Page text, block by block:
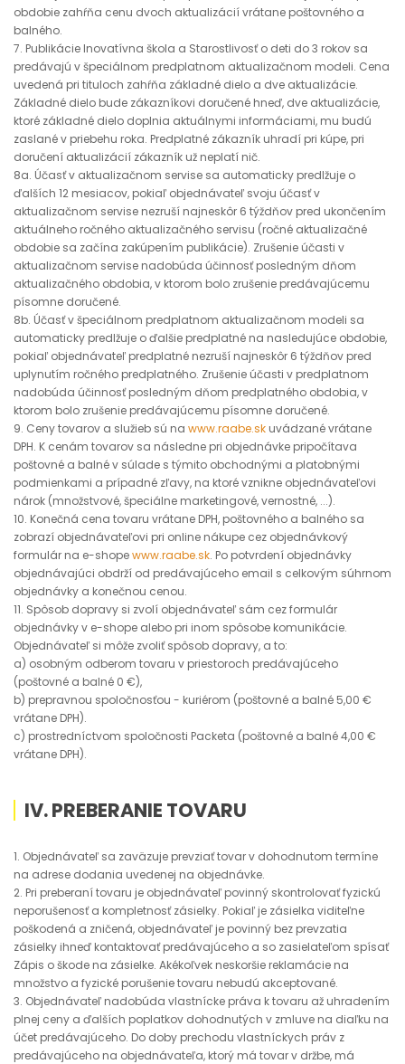
obdobie zahŕňa cenu dvoch aktualizácií vrátane poštovného a
balného.
7. Publikácie Inovatívna škola a Starostlivosť o deti do 3 rokov sa
predávajú v špeciálnom predplatnom aktualizačnom modeli. Cena
uvedená pri tituloch zahŕňa základné dielo a dve aktualizácie.
Základné dielo bude zákazníkovi doručené hneď, dve aktualizácie,
ktoré základné dielo doplnia aktuálnymi informáciami, mu budú
zaslané v priebehu roka. Predplatné zákazník uhradí pri kúpe, pri
doručení aktualizácií zákazník už neplatí nič.
8a. Účasť v aktualizačnom servise sa automaticky predlžuje o
ďalších 12 mesiacov, pokiaľ objednávateľ svoju účasť v
aktualizačnom servise nezruší najneskôr 6 týždňov pred ukončením
aktuálneho ročného aktualizačného servisu (ročné aktualizačné
obdobie sa začína zakúpením publikácie). Zrušenie účasti v
aktualizačnom servise nadobúda účinnosť posledným dňom
aktualizačného obdobia, v ktorom bolo zrušenie predávajúcemu
písomne doručené.
8b. Účasť v špeciálnom predplatnom aktualizačnom modeli sa
automaticky predlžuje o ďalšie predplatné na nasledujúce obdobie,
pokiaľ objednávateľ predplatné nezruší najneskôr 6 týždňov pred
uplynutím ročného predplatného. Zrušenie účasti v predplatnom
nadobúda účinnosť posledným dňom predplatného obdobia, v
ktorom bolo zrušenie predávajúcemu písomne doručené.
9. Ceny tovarov a služieb sú na www.raabe.sk uvádzané vrátane
DPH. K cenám tovarov sa následne pri objednávke pripočítava
poštovné a balné v súlade s týmito obchodnými a platobnými
podmienkami a prípadné zľavy, na ktoré vznikne objednávateľovi
nárok (množstvové, špeciálne marketingové, vernostné, ...).
10. Konečná cena tovaru vrátane DPH, poštovného a balného sa
zobrazí objednávateľovi pri online nákupe cez objednávkový
formulár na e-shopewww.raabe.sk. Po potvrdení objednávky
objednávajúci obdrží od predávajúceho email s celkovým súhrnom
objednávky a konečnou cenou.
11. Spôsob dopravy si zvolí objednávateľ sám cez formulár
objednávky v e-shope alebo pri inom spôsobe komunikácie.
Objednávateľ si môže zvoliť spôsob dopravy, a to:
a) osobným odberom tovaru v priestoroch predávajúceho
(poštovné a balné 0 €),
b) prepravnou spoločnosťou - kuriérom (poštovné a balné 5,00 €
vrátane DPH).
c) prostredníctvom spoločnosti Packeta (poštovné a balné 4,00 €
vrátane DPH).
IV. PREBERANIE TOVARU
1. Objednávateľ sa zaväzuje prevziať tovar v dohodnutom termíne
na adrese dodania uvedenej na objednávke.
2. Pri preberaní tovaru je objednávateľ povinný skontrolovať fyzickú
neporušenosť a kompletnosť zásielky. Pokiaľ je zásielka viditeľne
poškodená a zničená, objednávateľ je povinný bez prevzatia
zásielky ihneď kontaktovať predávajúceho a so zasielateľom spísať
Zápis o škode na zásielke. Akékoľvek neskoršie reklamácie na
množstvo a fyzické porušenie tovaru nebudú akceptované.
3. Objednávateľ nadobúda vlastnícke práva k tovaru až uhradením
plnej ceny a ďalších poplatkov dohodnutých v zmluve na diaľku na
účet predávajúceho. Do doby prechodu vlastníckych práv z
predávajúceho na objednávateľa, ktorý má tovar v držbe, má